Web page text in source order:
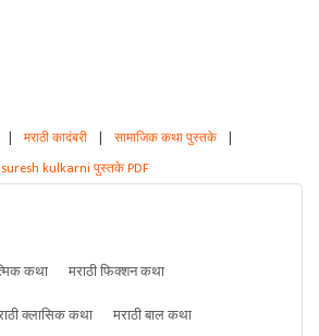
| मराठी कादंबरी | सामाजिक कथा पुस्तके |
suresh kulkarni पुस्तके PDF
कथा
मराठी फिक्शन कथा
क्लासिक कथा
मराठी बाल कथा